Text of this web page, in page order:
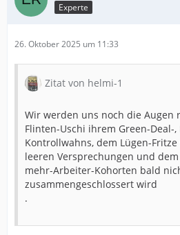
Experte
26. Oktober 2025 um 11:33
Zitat von helmi-1
Wir werden uns noch die Augen
Flinten-Uschi ihrem Green-Deal-
Kontrollwahns, dem Lügen-
leeren Versprechungen und
mehr-Arbeiter-Kohorten bald
zusammengeschlossert wird
.